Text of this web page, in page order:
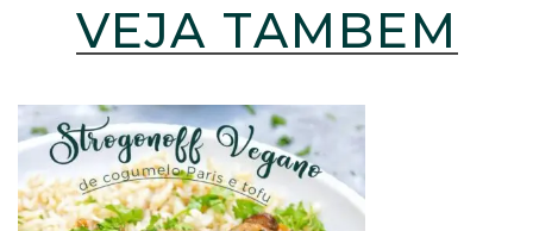
VEJA TAMBÉM